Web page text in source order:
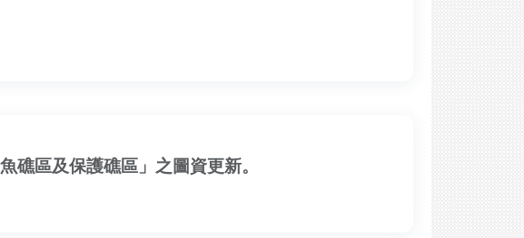
礁區及保護礁區」之圖資更新。